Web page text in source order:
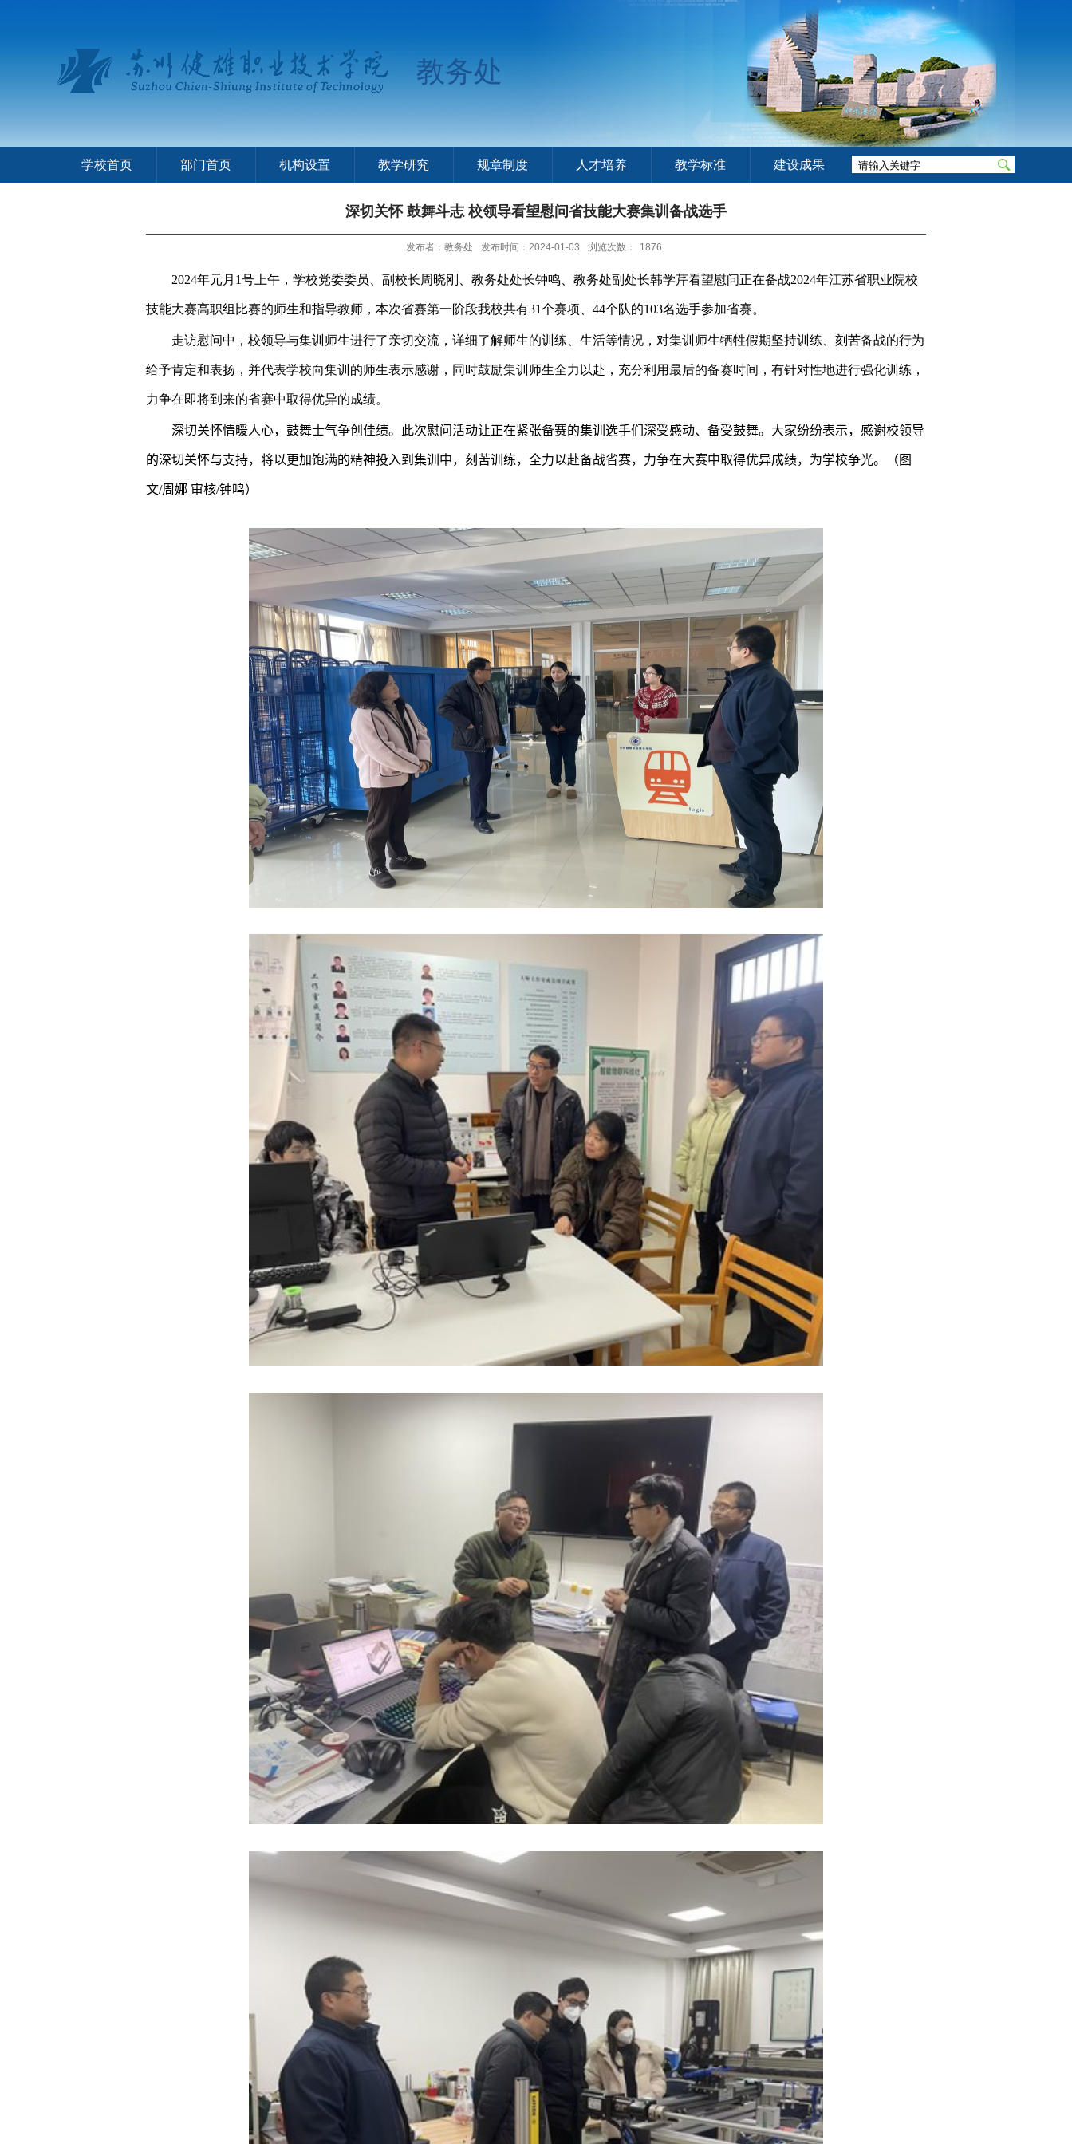
教务处
学校首页 部门首页 机构设置 教学研究 规章制度 人才培养 教学标准 建设成果
深切关怀 鼓舞斗志 校领导看望慰问省技能大赛集训备战选手
发布者：教务处 发布时间：2024-01-03 浏览次数： 1876
2024年元月 1号上午，学校党委委员、副校长周晓刚、教务处处长钟鸣、教务处副处长韩学芹看望慰问正在备战2024年江苏省职业院校
技能大赛高职组比赛的师生和指导教师，本次省赛第一阶段我校共有31个赛项、 44个队的103名选手参加省赛。
走访慰问中，校领导与集训师生进行了亲切交流，详细了解师生的训练、生活等情况，对集训师生牺牲假期坚持训练、刻苦备战的行为
给予肯定和表扬，并代表学校向集训的师生表示感谢，同时鼓励集训师生全力以赴，充分利用最后的备赛时间，有针对性地进行强化训练，
力争在即将到来的省赛中取得优异的成绩。
深切关怀情暖人心，鼓舞士气争创佳绩。此次慰问活动让正在紧张备赛的集训选手们深受感动、备受鼓舞。大家纷纷表示，感谢校领导
的深切关怀与支持，将以更加饱满的精神投入到集训中，刻苦训练，全力以赴备战省赛，力争在大赛中取得优异成绩，为学校争光。 （ 图
文/周娜 审核/钟鸣）